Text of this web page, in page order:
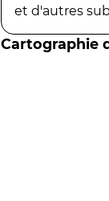
et d'autres
Cartographie